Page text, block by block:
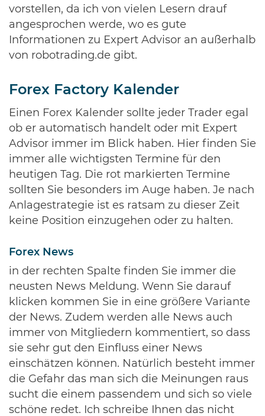
vorstellen, da ich von vielen Lesern drauf
angesprochen werde, wo es gute
Informationen zu Expert Advisor an außerhalb
von robotrading.de gibt.
Forex Factory Kalender
Einen Forex Kalender sollte jeder Trader egal
ob er automatisch handelt oder mit Expert
Advisor immer im Blick haben. Hier finden Sie
immer alle wichtigsten Termine für den
heutigen Tag. Die rot markierten Termine
sollten Sie besonders im Auge haben. Je nach
Anlagestrategie ist es ratsam zu dieser Zeit
keine Position einzugehen oder zu halten.
Forex News
in der rechten Spalte finden Sie immer die
neusten News Meldung. Wenn Sie darauf
klicken kommen Sie in eine größere Variante
der News. Zudem werden alle News auch
immer von Mitgliedern kommentiert, so dass
sie sehr gut den Einfluss einer News
einschätzen können. Natürlich besteht immer
die Gefahr das man sich die Meinungen raus
sucht die einem passendem und sich so viele
schöne redet. Ich schreibe Ihnen das nicht